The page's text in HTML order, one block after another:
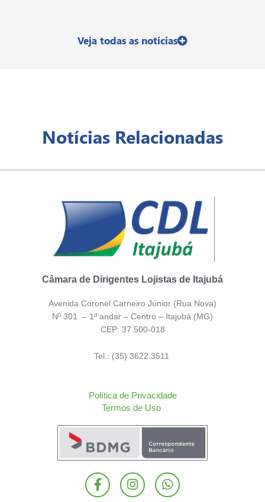
Veja todas as notícias
Notícias Relacionadas
Câmara de Dirigentes Lojistas de Itajubá
Avenida Coronel Carneiro Júnior (Rua Nova)
Nº 301 – 1º andar – Centro – Itajubá (MG)
CEP: 37.500-018
Tel.: (35) 3622.3511
Política de Privacidade
Termos de Uso
F
a
I
n
W
h